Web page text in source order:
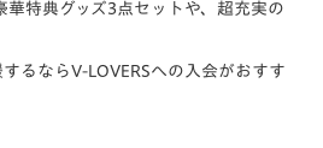
華特典グッズ3点セットや、超充実の
るならV-LOVERSへの入会がおすす